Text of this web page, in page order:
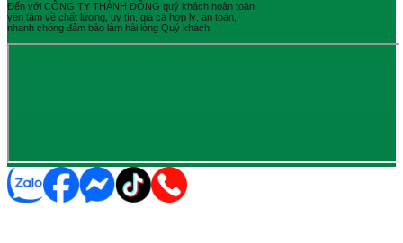
Đến với CÔNG TY THÀNH ĐỒNG quý khách hoàn toàn
yên tâm về chất lượng, uy tín, giá cả hợp lý, an toàn,
nhanh chóng đảm bảo làm hài lòng Quý khách